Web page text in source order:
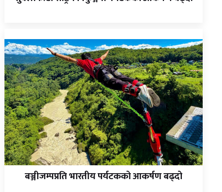
बञ्जीजम्पप्रति भारतीय पर्यटकको आकर्षण बढ्दो